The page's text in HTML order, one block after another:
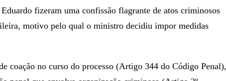
fizeram uma confissão flagrante de atos criminosos
motivo pelo qual o ministro decidiu impor medidas
coação no curso do processo (Artigo 344 do Código Penal),